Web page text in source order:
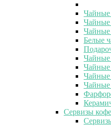
Чайные
Чайные
Чайные
Белые
Чайные
Чайные
Чайные
Чайные
Сервизы